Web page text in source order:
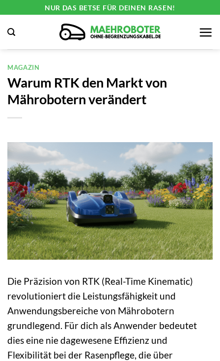
springen
NUR DAS BETSE FÜR DEINEN RASEN!
MAGAZIN
Warum RTK den Markt von
Mährobotern verändert
Die Präzision von RTK (Real-Time Kinematic)
revolutioniert die Leistungsfähigkeit und
Anwendungsbereiche von Mährobotern
grundlegend. Für dich als Anwender bedeutet
dies eine nie dagewesene Effizienz und
Flexibilität bei der Rasenpflege, die über